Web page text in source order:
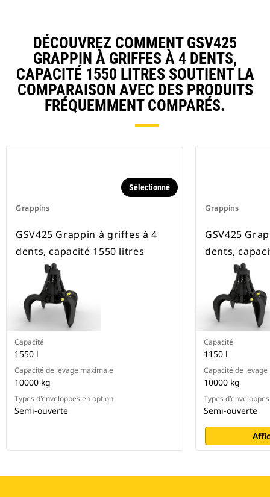
DÉCOUVREZ COMMENT GSV425
GRAPPIN À GRIFFES À 4 DENTS,
CAPACITÉ 1550 LITRES SOUTIENT LA
COMPARAISON AVEC DES PRODUITS
FRÉQUEMMENT COMPARÉS.
Grappins
Sélectionné
GSV425 Grappin à griffes à 4
dents, capacité 1550 litres
Capacité
1550 l
Capacité de levage maximale
10000 kg
Types d'enveloppes en option
Semi-ouverte
Grappins
GSV425
dents,
Capacité
1150 l
Capacité de
10000 kg
Types
Semi-ouverte